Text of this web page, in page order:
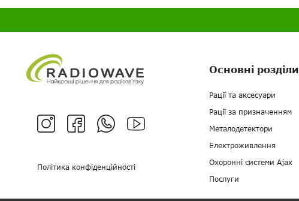
Політика конфіденційності
Основні розділи
Рації та аксесуари
Рації за призначенням
Металодетектори
Електроживлення
Охоронні системи Ajax
Послуги